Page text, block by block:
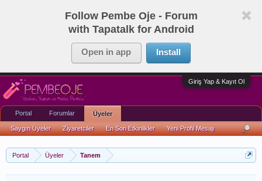
Follow Pembe Oje - Forum
with Tapatalk for Android
Open in app Install
Giriş Yap & Kayıt Ol
Portal Üyeler Tanem
Portal Forumlar Üyeler
Saygın Üyeler Ziyaretciler En Son Etkinlikler Yeni Profil Mesajı